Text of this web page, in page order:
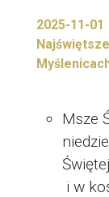
2025-11-01
Msze
i w